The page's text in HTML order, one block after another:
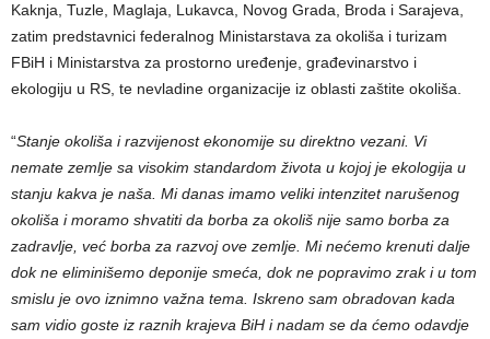
Kaknja, Tuzle, Maglaja, Lukavca, Novog Grada, Broda i Sarajeva,
zatim predstavnici federalnog Ministarstava za okoliša i turizam
FBiH i Ministarstva za prostorno uređenje, građevinarstvo i
ekologiju u RS, te nevladine organizacije iz oblasti zaštite okoliša.
“Stanje okoliša i razvijenost ekonomije su direktno vezani. Vi
nemate zemlje sa visokim standardom života u kojoj je ekologija u
stanju kakva je naša. Mi danas imamo veliki intenzitet narušenog
okoliša i moramo shvatiti da borba za okoliš nije samo borba za
zadravlje, već borba za razvoj ove zemlje. Mi nećemo krenuti dalje
dok ne eliminišemo deponije smeća, dok ne popravimo zrak i u tom
smislu je ovo iznimno važna tema. Iskreno sam obradovan kada
sam vidio goste iz raznih krajeva BiH i nadam se da ćemo odavdje